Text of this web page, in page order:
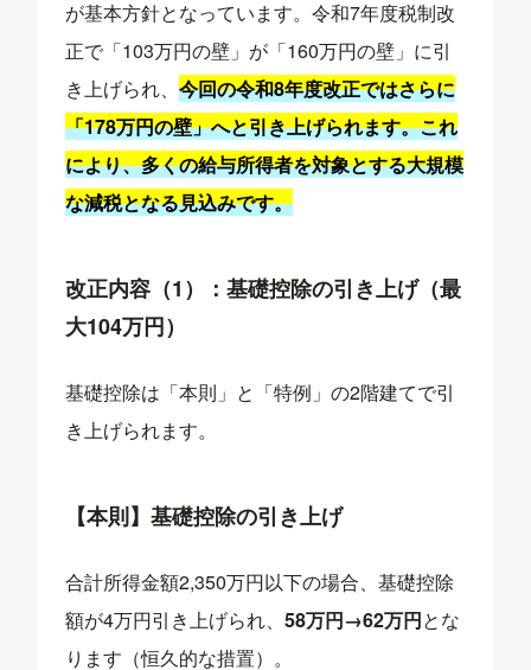
が基本方針となっています。令和7年度税制改
正で「103万円の壁」が「160万円の壁」に引
き上げられ、今回の令和8年度改正ではさらに
「178万円の壁」へと引き上げられます。これ
により、多くの給与所得者を対象とする大規模
な減税となる見込みです。
改正内容（1）：基礎控除の引き上げ（最
大104万円）
基礎控除は「本則」と「特例」の2階建てで引
き上げられます。
​【本則】基礎控除の引き上げ
合計所得金額2,350万円以下の場合、基礎控除
額が4万円引き上げられ、58万円→62万円とな
ります（恒久的な措置）。